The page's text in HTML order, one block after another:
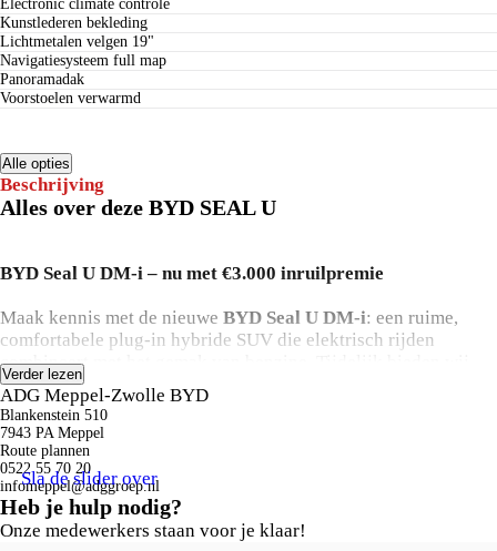
electronic climate controle
kunstlederen bekleding
lichtmetalen velgen 19"
navigatiesysteem full map
panoramadak
voorstoelen verwarmd
Alle opties
Beschrijving
Alles over deze BYD SEAL U
BYD Seal U DM-i – nu met €3.000 inruilpremie
Maak kennis met de nieuwe BYD Seal U DM-i: een ruime,
comfortabele plug-in hybride SUV die elektrisch rijden
combineert met het gemak van benzine. Tijdelijk bieden wij
deze Seal U DM-i aaninclusief €3.000 inruilpremie
inruilkorting isal verwerkt in de geadverteerde prijs
je direct weet waar je aan toe bent.
BijADG Groepgeloven we dat een auto kopen draait om
vertrouwen, persoonlijke aandacht en duidelijke afspraken. Al
meer dan 45 jaar zijn wij actief in Noord-Nederland en zijn we
officieel BYD-dealer inDrenthe en Groningen
Verder lezen
ADG Meppel-Zwolle BYD
Blankenstein 510
7943 PA Meppel
Route plannen
0522 55 70 20
infomeppel@adggroep.nl
Heb je hulp nodig?
Onze medewerkers staan voor je klaar!
Sla de slider over